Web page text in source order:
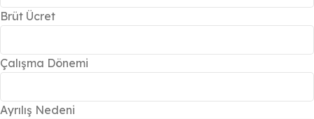
Brüt Ücret
Çalışma Dönemi
Ayrılış Nedeni